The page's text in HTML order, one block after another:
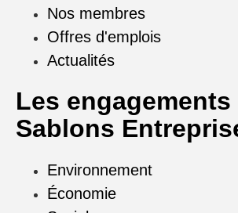
Les engagements
Sablons
Environnement
Économie
Nos membres
Offres d'emplois
Actualités